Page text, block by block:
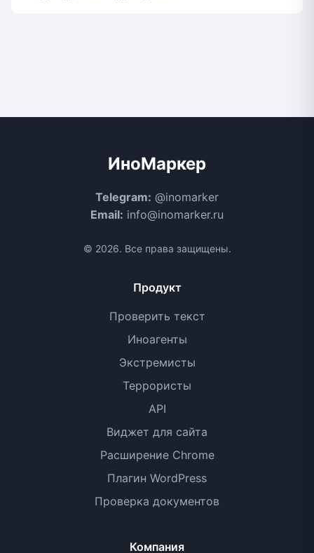
ИноМаркер
Telegram: @inomarker
Email: info@inomarker.ru
© 2026. Все права защищены.
Продукт
Проверить текст
Иноагенты
Экстремисты
Террористы
API
Виджет для сайта
Расширение Chrome
Плагин WordPress
Проверка документов
Компания